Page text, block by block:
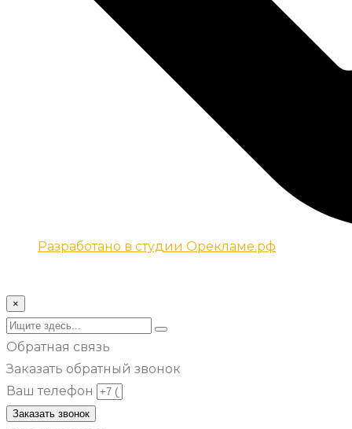
Разработано в студии Орекламе.рф
×
Обратная связь
Заказать обратный звонок
Ваш телефон
Заказать звонок